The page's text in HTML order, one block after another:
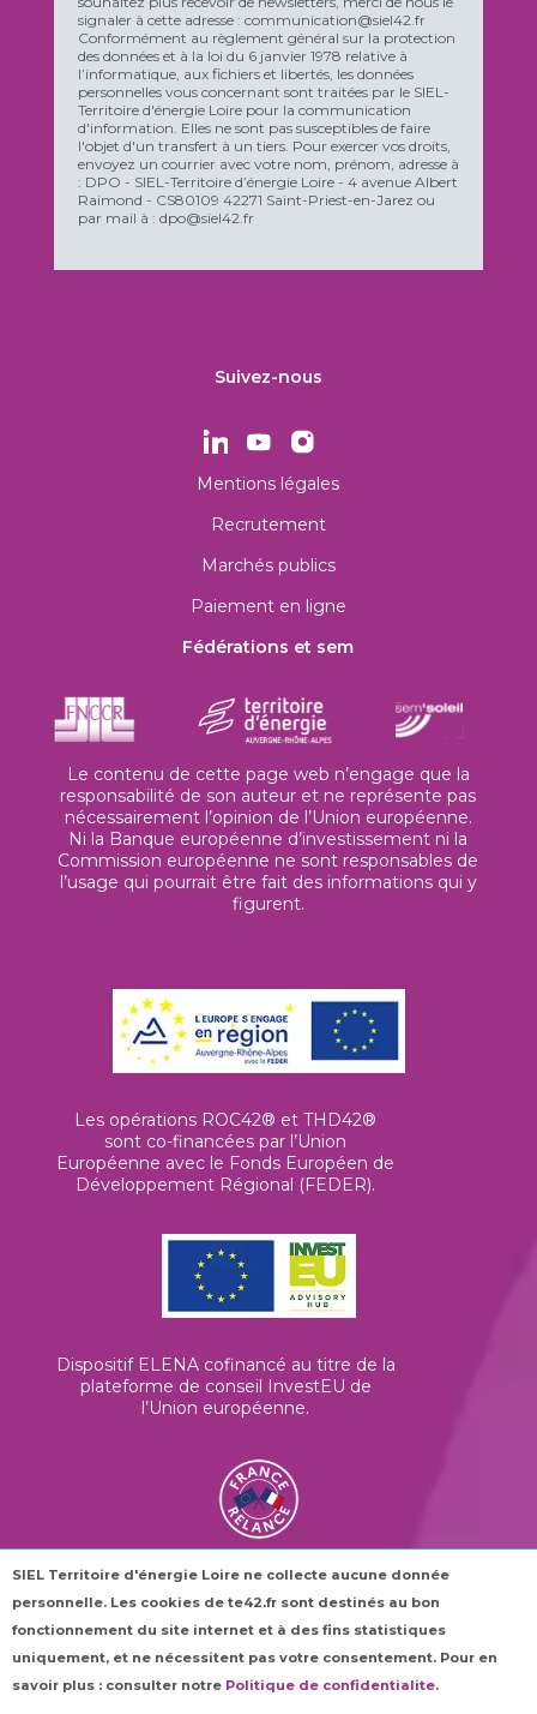
signaler à cette adresse : communication@siel42.fr
Conformément au règlement général sur la protection
des données et à la loi du 6 janvier 1978 relative à
l’informatique, aux fichiers et libertés, les données
personnelles vous concernant sont traitées par le SIEL-
Territoire d'énergie Loire pour la communication
d'information. Elles ne sont pas susceptibles de faire
l'objet d'un transfert à un tiers. Pour exercer vos droits,
envoyez un courrier avec votre nom, prénom, adresse à
: DPO - SIEL-Territoire d’énergie Loire - 4 avenue Albert
Raimond - CS80109 42271 Saint-Priest-en-Jarez ou
par mail à : dpo@siel42.fr
Suivez-nous
Mentions légales
Recrutement
Marchés publics
Paiement en ligne
Fédérations et sem
Le contenu de cette page web n’engage que la
responsabilité de son auteur et ne représente pas
nécessairement l’opinion de l’Union européenne.
Ni la Banque européenne d’investissement ni la
Commission européenne ne sont responsables de
l’usage qui pourrait être fait des informations qui y
figurent.
Les opérations ROC42® et THD42®
sont co-financées par l’Union
Européenne avec le Fonds Européen de
Développement Régional (FEDER).
Dispositif ELENA cofinancé au titre de la
plateforme de conseil InvestEU de
l’Union européenne.
Les horloges connectées ROC42® sont
financées dans le cadre du plan France
Relance.
SIEL Territoire d'énergie Loire ne collecte aucune donnée
personnelle. Les cookies de te42.fr sont destinés au bon
fonctionnement du site internet et à des fins statistiques
uniquement, et ne nécessitent pas votre consentement. Pour en
savoir plus : consulter notre Politique de confidentialite.